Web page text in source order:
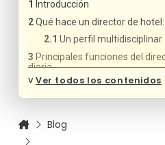
Introducción
Qué hace un director de
Un perfil multidisciplinar
Principales funciones del
diaria
Supervisión de las
˅Ver todos los contenidos
Blog